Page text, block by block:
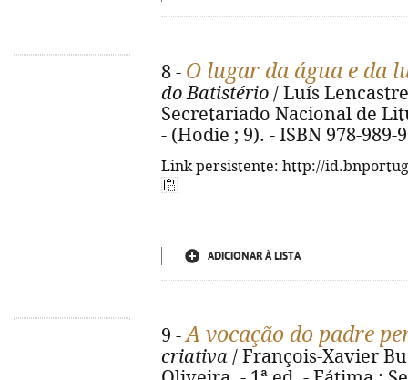
8 - O lugar da água e da
do Batistério / Luís
Secretariado Nacional de
- (Hodie ; 9). - ISBN 978-989-
Link persistente: http://
ADICIONAR À LISTA
9 -A vocação do padre
criativa / François-Xavier